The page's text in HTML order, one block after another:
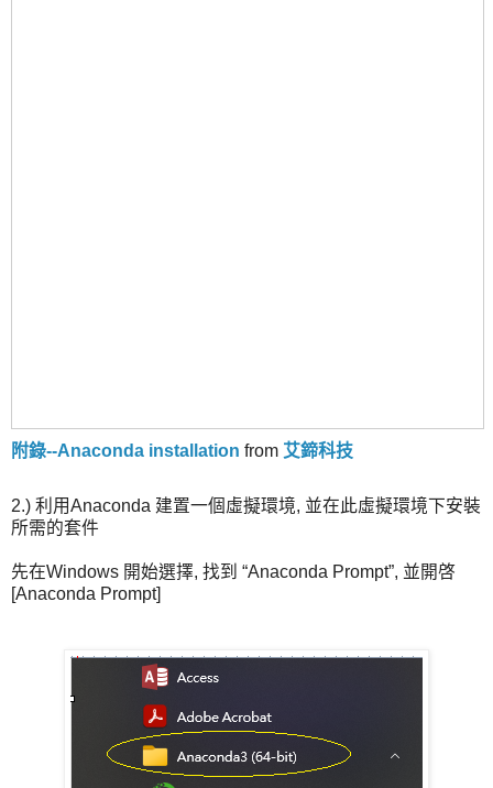
附錄--Anaconda installation from 艾鍗科技
2.) 利用Anaconda 建置一個虛擬環境, 並在此虛擬環境下安裝
所需的套件
先在Windows 開始選擇, 找到 “Anaconda Prompt”, 並開啓
[Anaconda Prompt]